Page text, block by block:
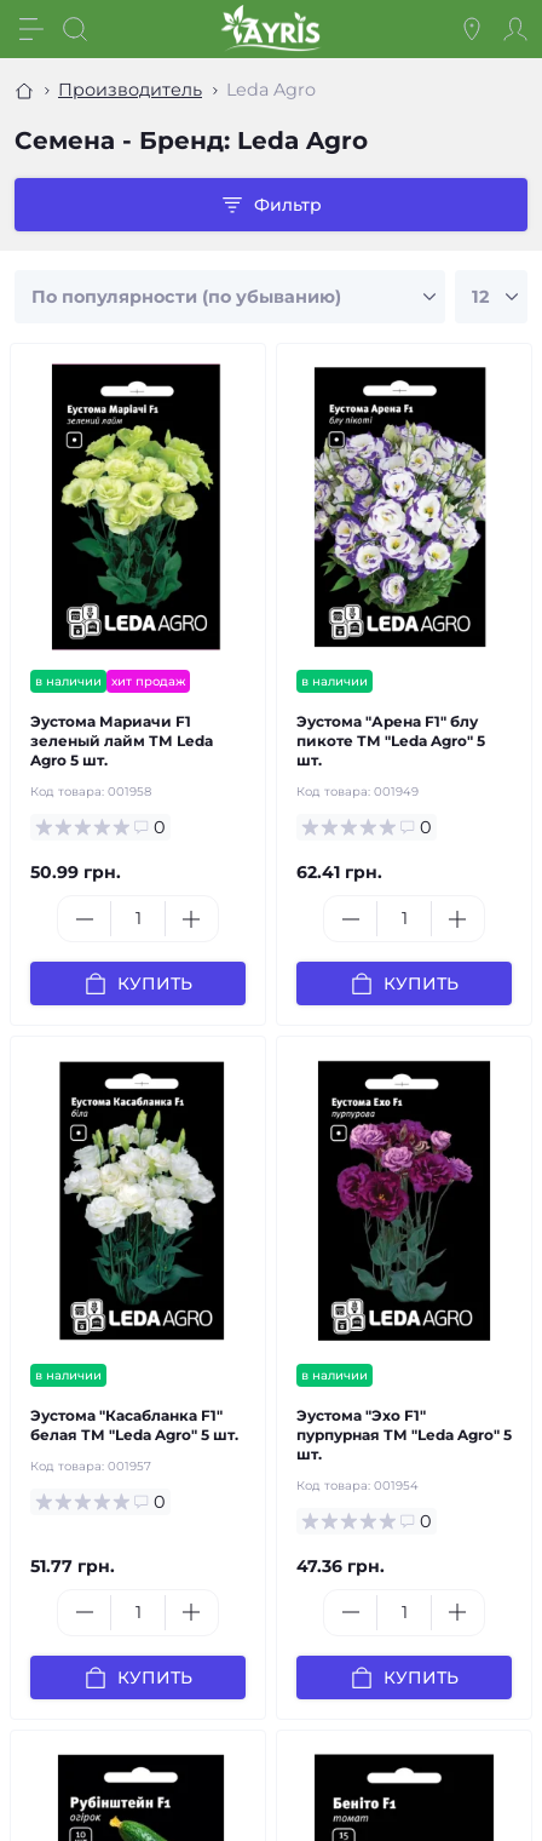
Производитель Leda Agro
Семена - Бренд: Leda Agro
Фильтр
в наличии хит продаж
Эустома Мариачи F1
зеленый лайм ТМ Leda
Agro 5 шт.
Код товара: 001958
0
50.99 грн.
КУПИТЬ
в наличии
Эустома "Арена F1" блу
пикоте ТМ "Leda Agro" 5
шт.
Код товара: 001949
0
62.41 грн.
КУПИТЬ
в наличии
Эустома "Касабланка F1"
белая ТМ "Leda Agro" 5 шт.
Код товара: 001957
0
51.77 грн.
КУПИТЬ
в наличии
Эустома "Эхо F1"
пурпурная ТМ "Leda Agro" 5
шт.
Код товара: 001954
0
47.36 грн.
КУПИТЬ